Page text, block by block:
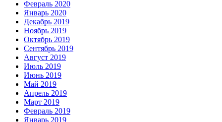
Февраль 2020
Январь 2020
Декабрь 2019
Ноябрь 2019
Октябрь 2019
Сентябрь 2019
Август 2019
Июль 2019
Июнь 2019
Май 2019
Апрель 2019
Март 2019
Февраль 2019
Январь 2019